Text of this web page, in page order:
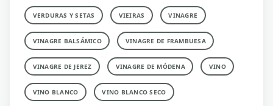
VERDURAS Y SETAS VIEIRAS VINAGRE
VINAGRE BALSÁMICO VINAGRE DE FRAMBUESA
VINAGRE DE JEREZ VINAGRE DE MÓDENA VINO
VINO BLANCO VINO BLANCO SECO